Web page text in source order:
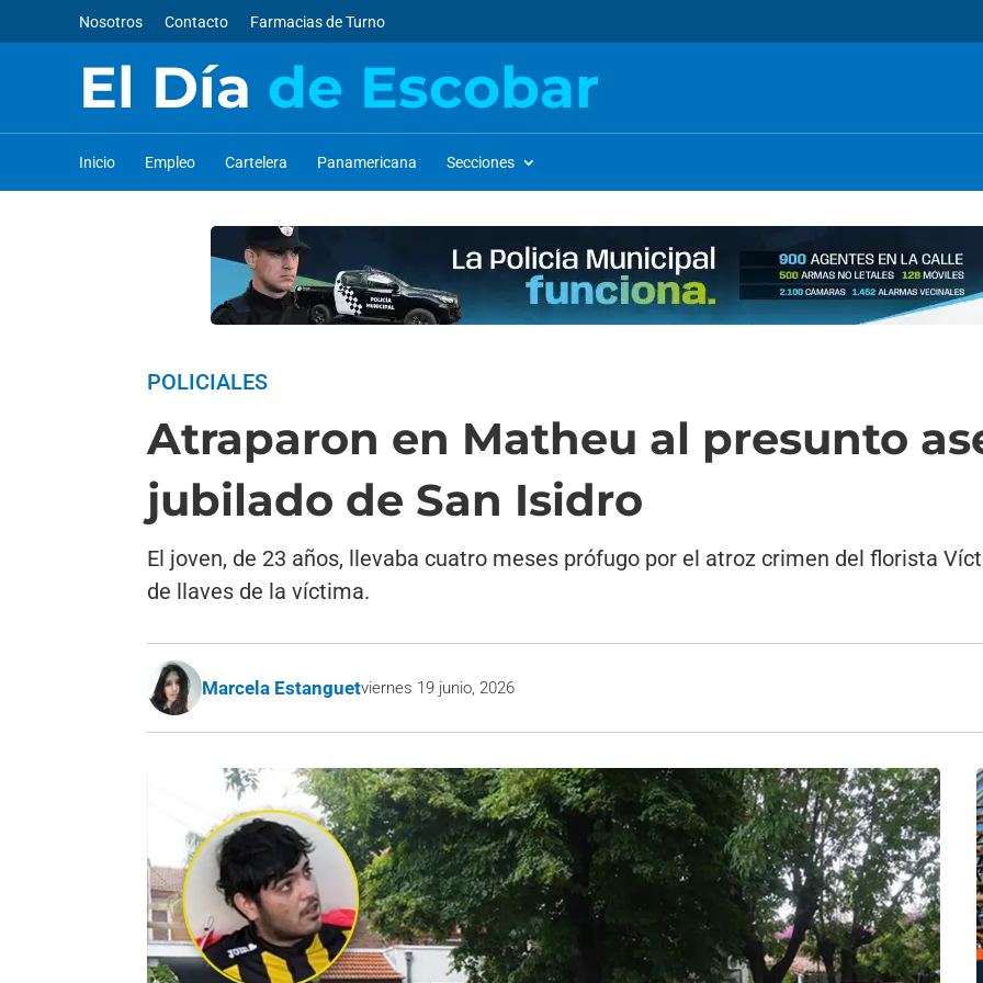
Nosotros Contacto Farmacias de Turno
El Día de Escobar
Inicio Empleo Cartelera Panamericana Secciones
POLICIALES
Atraparon en Matheu al presunto
jubilado de San Isidro
El joven, de 23 años, llevaba cuatro meses prófugo por el atroz crimen del florista
de llaves de la víctima.
Marcela Estanguetviernes 19 junio, 2026